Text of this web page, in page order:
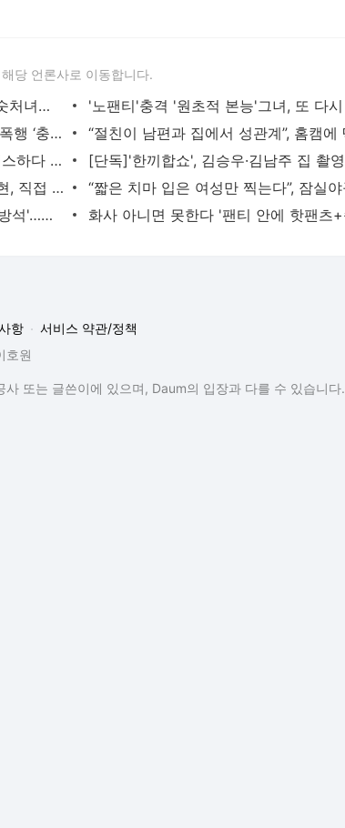
해당 언론사로 이동합니다.
2년간 몸으로만 1150억 번 20살 '숫처녀의 비밀'…배우 니콜 키드먼 보다 더 벌어 화제
44살 사업가, 비행기서 15세 소녀 폭행 ‘충격’…“자제할수 없었다”며 범행 인정했는데 풀려
송해나, 전남친 폭로…"화장실서 키스하다 걸려" [영업비밀]
[단독]"이제 빼박…" 윤정수♥원자현, 직접 알린 11월 30일 결혼(종합)
34GG '자연산 가슴'22살 여성 '돈방석'…한달 수입만 2억+각종 공짜 혜택에 ‘함박웃음’
항
서비스 약관/정책
호원
또는 글쓴이에 있으며, Daum의 입장과 다를 수 있습니다.